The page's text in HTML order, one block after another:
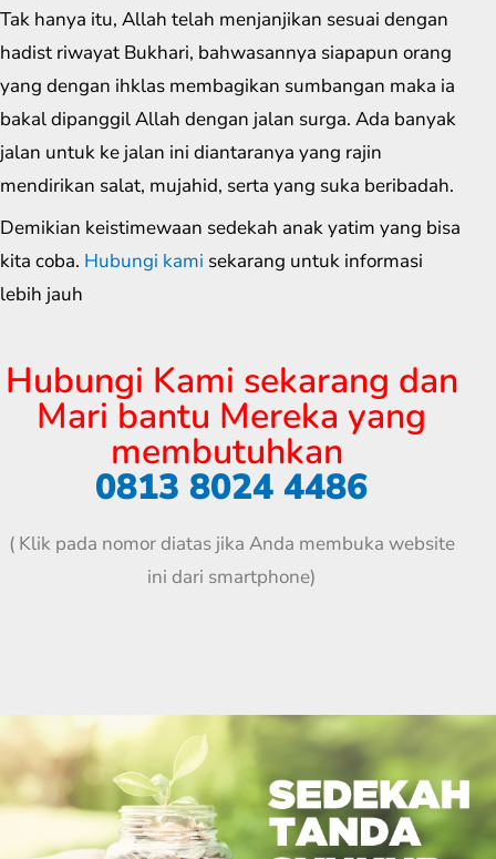
Tak hanya itu, Allah telah menjanjikan sesuai dengan
hadist riwayat Bukhari, bahwasannya siapapun orang
yang dengan ihklas membagikan sumbangan maka ia
bakal dipanggil Allah dengan jalan surga. Ada banyak
jalan untuk ke jalan ini diantaranya yang rajin
mendirikan salat, mujahid, serta yang suka beribadah.
Demikian keistimewaan sedekah anak yatim yang bisa
kita coba. Hubungi kami sekarang untuk informasi
lebih jauh
Hubungi Kami sekarang dan
Mari bantu Mereka yang
membutuhkan
0813 8024 4486
( Klik pada nomor diatas jika Anda membuka website
ini dari smartphone)